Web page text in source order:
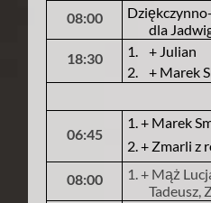
08:00
dla
18:30
1.
+ Julian
2.
+ Marek
06:45
1. + Marek
2. + Zmarli z
08:00
1. + Mąż
Tadeusz,